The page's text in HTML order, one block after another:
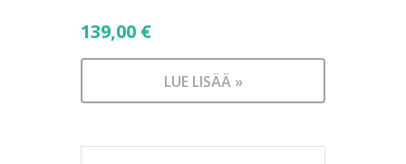
139,00 €
LUE LISÄÄ »